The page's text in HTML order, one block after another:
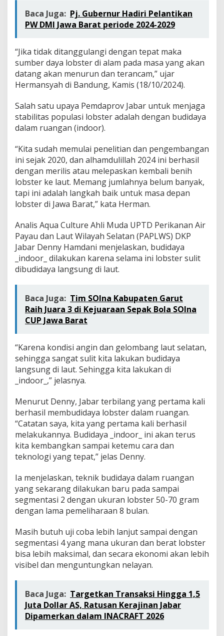
Baca Juga: Pj. Gubernur Hadiri Pelantikan
PW DMI Jawa Barat periode 2024-2029
“Jika tidak ditanggulangi dengan tepat maka
sumber daya lobster di alam pada masa yang akan
datang akan menurun dan terancam,” ujar
Hermansyah di Bandung, Kamis (18/10/2024).
Salah satu upaya Pemdaprov Jabar untuk menjaga
stabilitas populasi lobster adalah dengan budidaya
dalam ruangan (indoor).
“Kita sudah memulai penelitian dan pengembangan
ini sejak 2020, dan alhamdulillah 2024 ini berhasil
dengan merilis atau melepaskan kembali benih
lobster ke laut. Memang jumlahnya belum banyak,
tapi ini adalah langkah baik untuk masa depan
lobster di Jawa Barat,” kata Herman.
Analis Aqua Culture Ahli Muda UPTD Perikanan Air
Payau dan Laut Wilayah Selatan (PAPLWS) DKP
Jabar Denny Hamdani menjelaskan, budidaya
_indoor_ dilakukan karena selama ini lobster sulit
dibudidaya langsung di laut.
Baca Juga: Tim SOIna Kabupaten Garut
Raih Juara 3 di Kejuaraan Sepak Bola SOIna
CUP Jawa Barat
“Karena kondisi angin dan gelombang laut selatan,
sehingga sangat sulit kita lakukan budidaya
langsung di laut. Sehingga kita lakukan di
_indoor_,” jelasnya.
Menurut Denny, Jabar terbilang yang pertama kali
berhasil membudidaya lobster dalam ruangan.
“Catatan saya, kita yang pertama kali berhasil
melakukannya. Budidaya _indoor_ ini akan terus
kita kembangkan sampai ketemu cara dan
teknologi yang tepat,” jelas Denny.
Ia menjelaskan, teknik budidaya dalam ruangan
yang sekarang dilakukan baru pada sampai
segmentasi 2 dengan ukuran lobster 50-70 gram
dengan lama pemeliharaan 8 bulan.
Masih butuh uji coba lebih lanjut sampai dengan
segmentasi 4 yang mana ukuran dan berat lobster
bisa lebih maksimal, dan secara ekonomi akan lebih
visibel dan menguntungkan nelayan.
Baca Juga: Targetkan Transaksi Hingga 1,5
Juta Dollar AS, Ratusan Kerajinan Jabar
Dipamerkan dalam INACRAFT 2026